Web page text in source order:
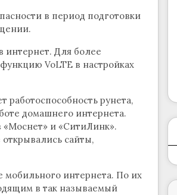
в период подготовки
интернет. Для более
VoLTE в настройках
рунета,
домашнего интернета.
«Моснет» и «СитиЛинк».
сайты,
мобильного интернета. По их
в так называемый